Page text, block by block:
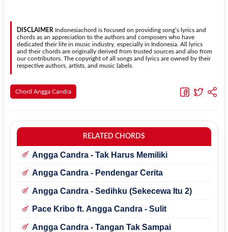
tanpa menghilangkan struktur dasar lagu.
DISCLAIMER Indonesiachord is focused on providing song’s lyrics and
chords as an appreciation to the authors and composers who have
dedicated their life in music industry, especially in Indonesia. All lyrics
and their chords are originally derived from trusted sources and also from
our contributors. The copyright of all songs and lyrics are owned by their
respective authors, artists, and music labels.
Chord Angga Candra
RELATED CHORDS
Angga Candra - Tak Harus Memiliki
Angga Candra - Pendengar Cerita
Angga Candra - Sedihku (Sekecewa Itu 2)
Pace Kribo ft. Angga Candra - Sulit
Angga Candra - Tangan Tak Sampai